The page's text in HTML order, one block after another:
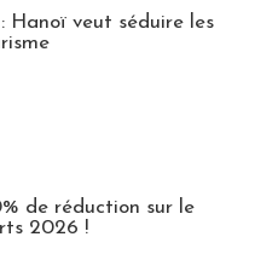
Hanoï veut séduire les
de réduction sur le
2026 !